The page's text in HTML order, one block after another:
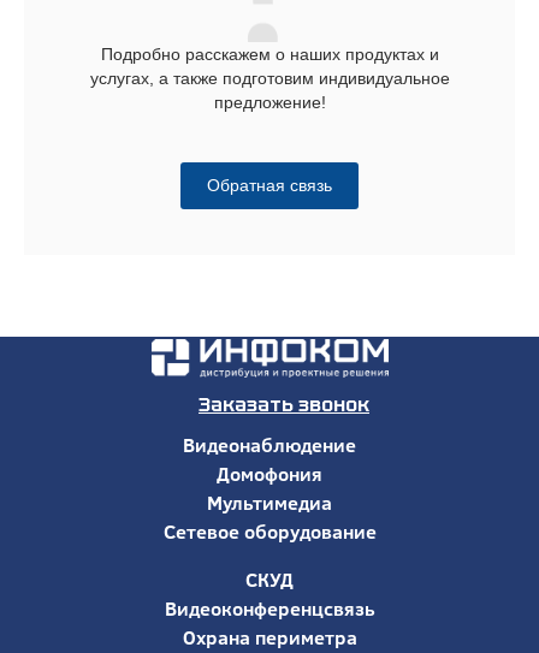
Подробно расскажем о наших продуктах и
услугах, а также подготовим индивидуальное
предложение!
Обратная связь
Заказать звонок
Видеонаблюдение
Домофония
Мультимедиа
Сетевое оборудование
СКУД
Видеоконференцсвязь
Охрана периметра